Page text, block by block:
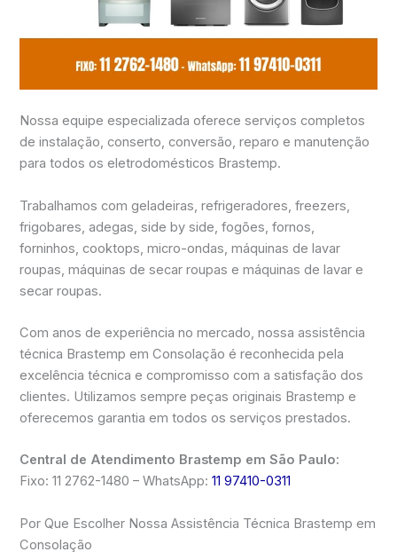
Nossa equipe especializada oferece serviços completos
de instalação, conserto, conversão, reparo e manutenção
para todos os eletrodomésticos Brastemp.
Trabalhamos com geladeiras, refrigeradores, freezers,
frigobares, adegas, side by side, fogões, fornos,
forninhos, cooktops, micro-ondas, máquinas de lavar
roupas, máquinas de secar roupas e máquinas de lavar e
secar roupas.
Com anos de experiência no mercado, nossa assistência
técnica Brastemp em Consolação é reconhecida pela
excelência técnica e compromisso com a satisfação dos
clientes. Utilizamos sempre peças originais Brastemp e
oferecemos garantia em todos os serviços prestados.
Central de Atendimento Brastemp em São Paulo:
Fixo: 11 2762-1480 – WhatsApp:11 97410-0311
Por Que Escolher Nossa Assistência Técnica Brastemp em
Consolação